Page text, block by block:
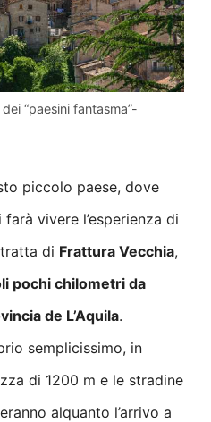
“paesini fantasma”-
piccolo paese, dove
vivere l’esperienza di
di Frattura Vecchia,
pochi chilometri da
de L’Aquila.
semplicissimo, in
di 1200 m e le stradine
alquanto l’arrivo a